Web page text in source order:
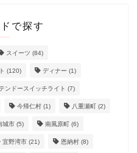
で探す
スイーツ (84)
(120) ディナー (1)
ンドースイッチライト (7)
今帰仁村 (1) 八重瀬町 (2)
城市 (5) 南風原町 (6)
宜野湾市 (21) 恩納村 (8)